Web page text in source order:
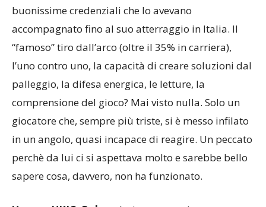
buonissime credenziali che lo avevano
accompagnato fino al suo atterraggio in Italia. Il
“famoso” tiro dall’arco (oltre il 35% in carriera),
l’uno contro uno, la capacità di creare soluzioni dal
palleggio, la difesa energica, le letture, la
comprensione del gioco? Mai visto nulla. Solo un
giocatore che, sempre più triste, si è messo infilato
in un angolo, quasi incapace di reagire. Un peccato
perchè da lui ci si aspettava molto e sarebbe bello
sapere cosa, davvero, non ha funzionato.